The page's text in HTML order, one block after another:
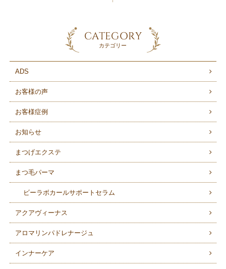
CATEGORY
カテゴリー
ADS
お客様の声
お客様症例
お知らせ
まつげエクステ
まつ毛パーマ
ビーラボカールサポートセラム
アクアヴィーナス
アロマリンパドレナージュ
インナーケア